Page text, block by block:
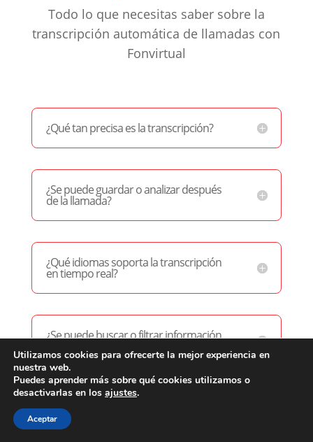
Todo lo que necesitas saber sobre la
transcripción automática de llamadas con
Fonvirtual
¿Qué tan precisa es la transcripción?
¿Se puede guardar o analizar después
de la llamada?
¿Qué idiomas soporta la transcripción
en tiempo real?
¿Se puede buscar o filtrar información
¿La transcripción funciona en tiempo
real durante llamadas grupales o
conferencias?
Utilizamos cookies para ofrecerte la mejor experiencia en
nuestra web.
Puedes aprender más sobre qué cookies utilizamos o
desactivarlas en los ajustes.
Aceptar